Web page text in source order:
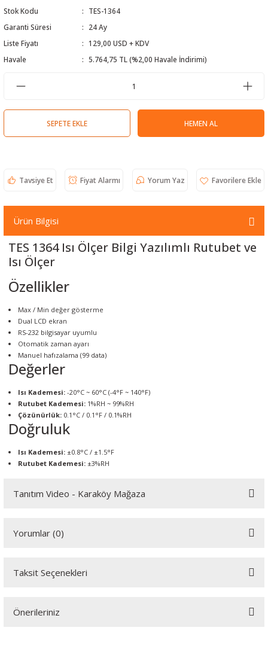
Cihazı
Cihazları
Cihazları
Stok Kodu
TES-1364
Garanti Süresi
24 Ay
Liste Fiyatı
129,00 USD + KDV
Havale
5.764,75 TL (%2,00 Havale İndirimi)
SEPETE EKLE HEMEN AL
Tavsiye Et Fiyat Alarmı Yorum Yaz
Ürün Bilgisi
TES 1364 Isı Ölçer Bilgi Yazılımlı Rutubet ve
Isı Ölçer
Özellikler
Max / Min değer gösterme
Dual LCD ekran
RS-232 bilgisayar uyumlu
Otomatik zaman ayarı
Manuel hafızalama (99 data)
Değerler
Isı Kademesi: -20°C ~ 60°C (-4°F ~ 140°F)
Rutubet Kademesi: 1%RH ~ 99%RH
Çözünürlük: 0.1°C / 0.1°F / 0.1%RH
Doğruluk
Isı Kademesi: ±0.8°C / ±1.5°F
Rutubet Kademesi: ±3%RH
Tanıtım Video - Karaköy Mağaza
Yorumlar (0)
Bu ürüne ilk yorumu siz yapın!
Taksit Seçenekleri
Önerileriniz